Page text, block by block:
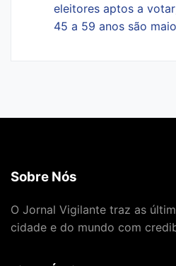
eleitores aptos a
45 a 59 anos são
Sobre Nós
O Jornal Vigilante traz as
cidade e do mundo com